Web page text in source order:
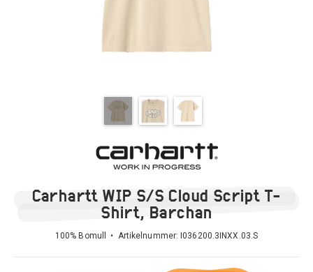
Carhartt WIP S/S Cloud Script T-
Shirt, Barchan
100% Bomull • Artikelnummer: I036200.3INXX.03.S